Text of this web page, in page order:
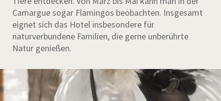
Camargue sogar Flamingos beobachten. Insgesamt
eignet sich das Hotel insbesondere für
naturverbundene Familien, die gerne unberührte
Natur genießen.